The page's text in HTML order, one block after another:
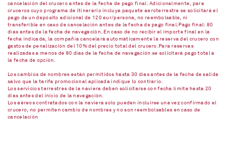
cancelación del crucero antes de la fecha de pago final. Adicionalmente, para
cruceros cuyo programa de itinerario incluya paquete aeroterrestre se solicitará el
pago de un depósito adicional de 120 eur/persona, no reembolsable, ni
transferible en caso de cancelación antes de la fecha de pago final.Pago final: 80
días antes de la fecha de navegación. En caso de no recibir el importe final en la
fecha indicada, la compañía cancelará automáticamente la reserva del crucero con
gastos de penalización del 10% del precio total del crucero.Para reservas
realizadas a menos de 80 días de la fecha de navegación se solicitará pago total a
la fecha de opción.
Los cambios de nombres están permitidos hasta 30 días antes de la fecha de salida
salvo que la tarifa promocional aplicada indique lo contrario.
Los servicios terrestres de la naviera deben solicitarse con fecha límite hasta 20
días antes del inicio de la navegación.
Los aéreos contratados con la naviera solo pueden incluirse una vez confirmado el
crucero, no permiten cambio de nombres y no son reembolsables en caso de
cancelación